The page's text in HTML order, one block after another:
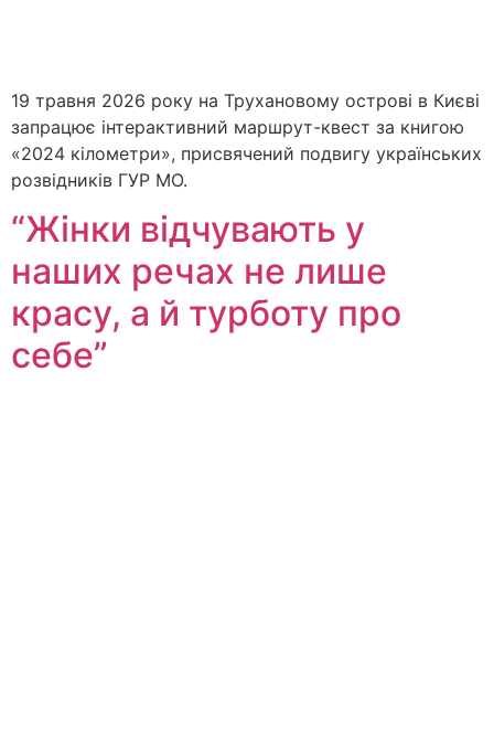
19 травня 2026 року на Трухановому острові в Києві
запрацює інтерактивний маршрут-квест за книгою
«2024 кілометри», присвячений подвигу українських
розвідників ГУР МО.
“Жінки відчувають у
наших речах не лише
красу, а й турботу про
себе”